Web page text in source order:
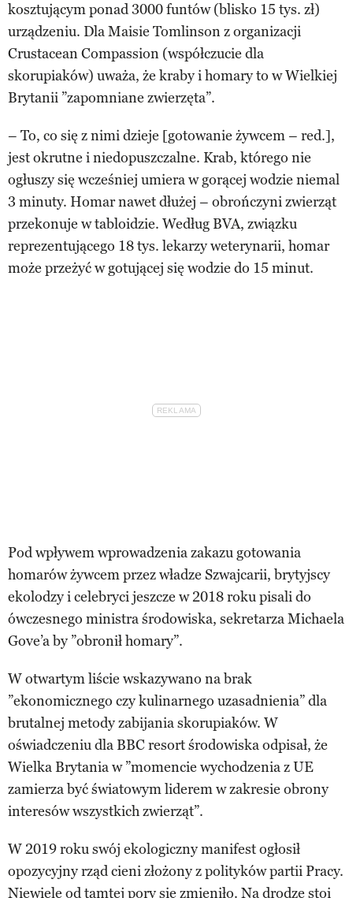
kosztującym ponad 3000 funtów (blisko 15 tys. zł)
urządzeniu. Dla Maisie Tomlinson z organizacji
Crustacean Compassion (współczucie dla
skorupiaków) uważa, że kraby i homary to w Wielkiej
Brytanii ”zapomniane zwierzęta”.
– To, co się z nimi dzieje [gotowanie żywcem – red.],
jest okrutne i niedopuszczalne. Krab, którego nie
ogłuszy się wcześniej umiera w gorącej wodzie niemal
3 minuty. Homar nawet dłużej – obrończyni zwierząt
przekonuje w tabloidzie. Według BVA, związku
reprezentującego 18 tys. lekarzy weterynarii, homar
może przeżyć w gotującej się wodzie do 15 minut.
Pod wpływem wprowadzenia zakazu gotowania
homarów żywcem przez władze Szwajcarii, brytyjscy
ekolodzy i celebryci jeszcze w 2018 roku pisali do
ówczesnego ministra środowiska, sekretarza Michaela
Gove’a by ”obronił homary”.
W otwartym liście wskazywano na brak
”ekonomicznego czy kulinarnego uzasadnienia” dla
brutalnej metody zabijania skorupiaków. W
oświadczeniu dla BBC resort środowiska odpisał, że
Wielka Brytania w ”momencie wychodzenia z UE
zamierza być światowym liderem w zakresie obrony
interesów wszystkich zwierząt”.
W 2019 roku swój ekologiczny manifest ogłosił
opozycyjny rząd cieni złożony z polityków partii Pracy.
Niewiele od tamtej pory się zmieniło. Na drodze stoi